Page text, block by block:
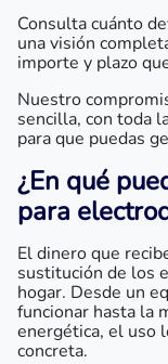
Consulta cuánto
una visión
importe y plazo
Nuestro
sencilla, con toda
para que puedas
¿En qué
para
El dinero que
sustitución de los
hogar. Desde un
funcionar hasta la
energética, el uso
concreta.